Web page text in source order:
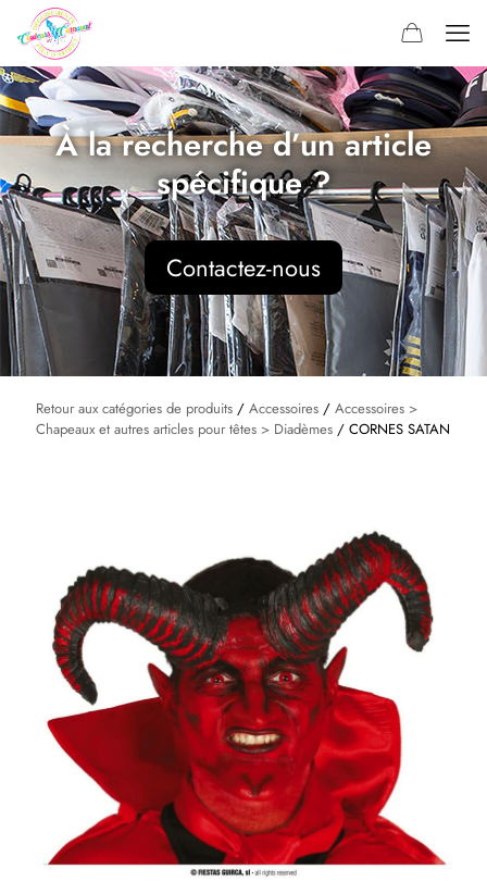
À la recherche d’un article
spécifique ?
Contactez-nous
Retour aux catégories de produits / Accessoires / Accessoires >
Chapeaux et autres articles pour têtes > Diadèmes / CORNES SATAN